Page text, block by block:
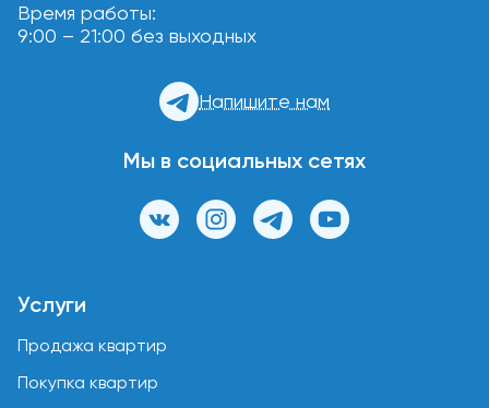
Время работы:
9:00 – 21:00 без выходных
Напишите нам
Мы в социальных сетях
Услуги
Продажа квартир
Покупка квартир